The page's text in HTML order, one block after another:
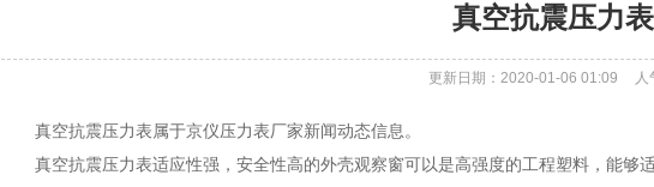
真空抗震压力表
更新日期：2020-01-06 01:09 人
真空抗震压力表属于京仪压力表厂家新闻动态信息。
真空抗震压力表适应性强，安全性高的外壳观察窗可以是高强度的工程塑料，能够